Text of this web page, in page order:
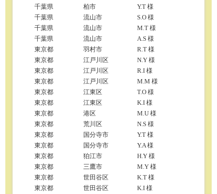
千葉県
柏市
Y.T 様
千葉県
流山市
S.O 様
千葉県
流山市
M.T 様
千葉県
流山市
A.S 様
東京都
羽村市
R.T 様
東京都
江戸川区
N.Y 様
東京都
江戸川区
R.I 様
東京都
江戸川区
M.M 様
東京都
江東区
T.O 様
東京都
江東区
K.I 様
東京都
港区
M.U 様
東京都
荒川区
N.S 様
東京都
国分寺市
Y.T 様
東京都
国分寺市
Y.A 様
東京都
狛江市
H.Y 様
東京都
三鷹市
M.Y 様
東京都
世田谷区
K.T 様
東京都
世田谷区
K.I 様